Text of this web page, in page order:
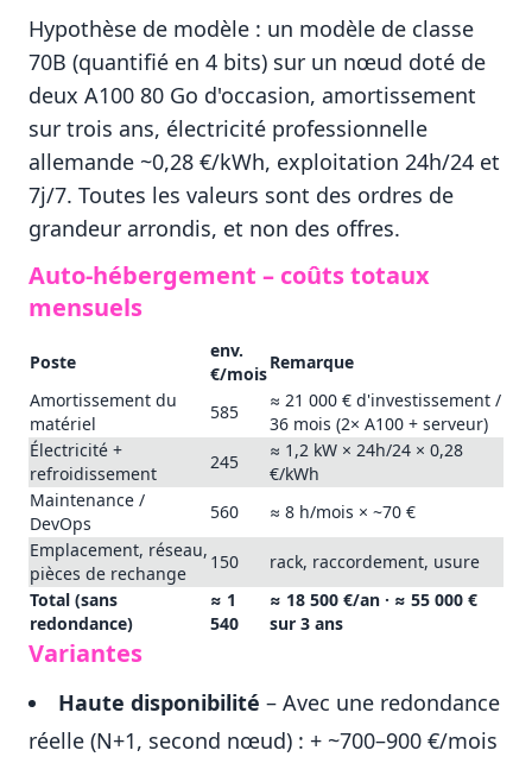
Hypothèse de modèle : un modèle de classe
70B (quantifié en 4 bits) sur un nœud doté de
deux A100 80 Go d'occasion, amortissement
sur trois ans, électricité professionnelle
allemande ~0,28 €/kWh, exploitation 24h/24 et
7j/7. Toutes les valeurs sont des ordres de
grandeur arrondis, et non des offres.
Auto-hébergement – coûts totaux
mensuels
Poste
env.
€/mois
Remarque
Amortissement du
matériel
585
≈ 21 000 € d'investissement /
36 mois (2× A100 + serveur)
Électricité +
refroidissement
245
≈ 1,2 kW × 24h/24 × 0,28
€/kWh
Maintenance /
DevOps
560
≈ 8 h/mois × ~70 €
Emplacement, réseau,
pièces de rechange
150
rack, raccordement, usure
Total (sans
redondance)
≈ 1
540
≈ 18 500 €/an · ≈ 55 000 €
sur 3 ans
Variantes
Haute disponibilité – Avec une redondance
réelle (N+1, second nœud) : + ~700–900 €/mois